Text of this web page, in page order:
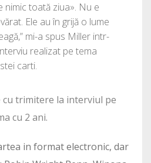
nimic toată ziua». Nu e
Ele au în grijă o lume
mi-a spus Miller intr-
realizat pe tema
carti.
cu trimitere la interviul pe
cu 2 ani.
in format electronic, dar